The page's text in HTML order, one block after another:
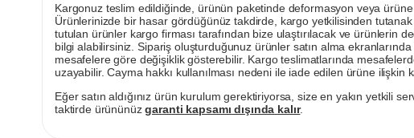
Kargonuz teslim edildiğinde, ürünün paketinde deformasyon veya
Ürünlerinizde bir hasar gördüğünüz takdirde, kargo yetkilisinden
tutulan ürünler kargo firması tarafından bize ulaştırılacak ve ürünlerin
bilgi alabilirsiniz. Sipariş oluşturduğunuz ürünler satın alma
mesafelere göre değişiklik gösterebilir. Kargo teslimatlarında
uzayabilir. Cayma hakkı kullanılması nedeni ile iade edilen ürüne ilişkin
Eğer satın aldığınız ürün kurulum gerektiriyorsa, size en yakın yetkili
taktirde ürününüzgaranti kapsamı dışında kalır.